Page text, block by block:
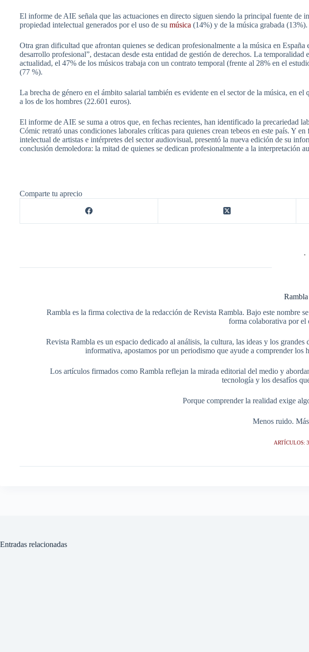
El informe de AIE señala que las actuaciones en directo siguen siendo la principal fuente de
propiedad intelectual generados por el uso de su música (14%) y de la música grabada (13%).
Otra gran dificultad que afrontan quienes se dedican profesionalmente a la música en
desarrollo profesional”, destacan desde esta entidad de gestión de derechos. La
actualidad, el 47% de los músicos trabaja con un contrato temporal (frente al 28% en el
(77 %).
La brecha de género en el ámbito salarial también es evidente en el sector de la música, en
a los de los hombres (22.601 euros).
El informe de AIE se suma a otros que, en fechas recientes, han identificado la precariedad
Cómic retrató unas condiciones laborales críticas para quienes crean tebeos en este país. Y
intelectual de artistas e intérpretes del sector audiovisual, presentó la nueva edición de su
conclusión demoledora: la mitad de quienes se dedican profesionalmente a la interpretación
Comparte tu aprecio
Rambla
Rambla es la firma colectiva de la redacción de Revista Rambla. Bajo este nombre
forma colaborativa por el
Revista Rambla es un espacio dedicado al análisis, la cultura, las ideas y los
informativa, apostamos por un periodismo que ayude a comprender
Los artículos firmados como Rambla reflejan la mirada editorial del medio y
tecnología y los desafíos
Porque comprender la realidad exige
Menos ruido.
ARTÍCULOS:
Entradas relacionadas